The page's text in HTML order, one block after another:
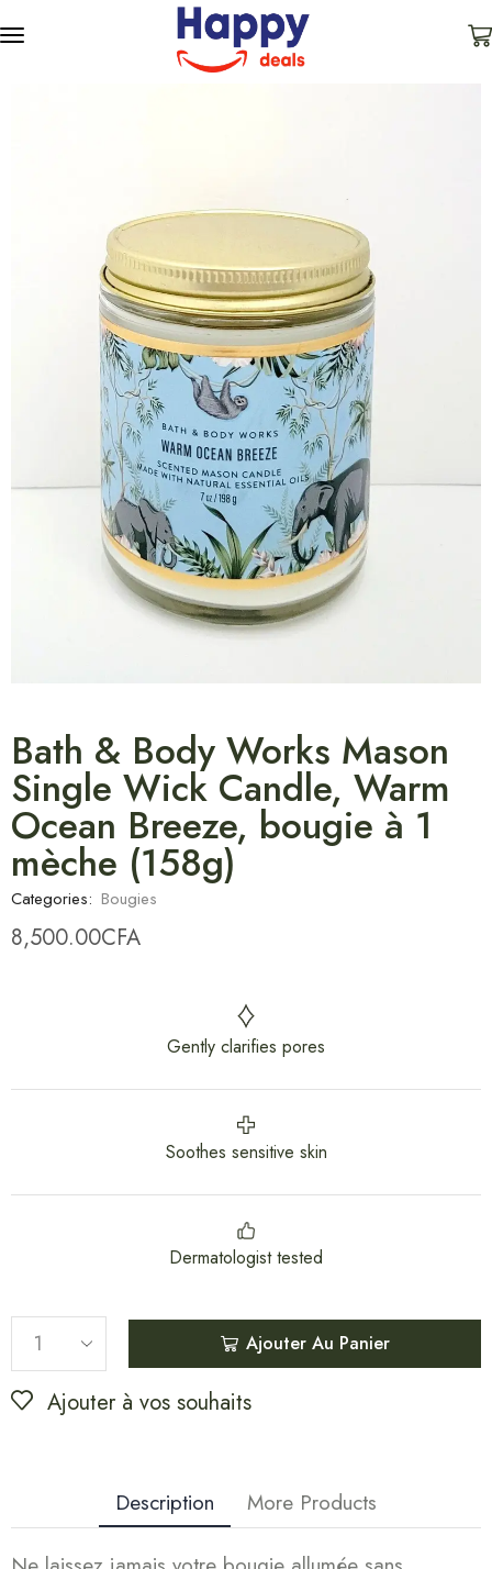
Bath & Body Works Mason
Single Wick Candle, Warm
Ocean Breeze, bougie à 1
mèche (158g)
Categories: Bougies
8,500.00CFA
Gently clarifies pores
Soothes sensitive skin
Dermatologist tested
Ajouter Au Panier
Ajouter à vos souhaits
Description More Products